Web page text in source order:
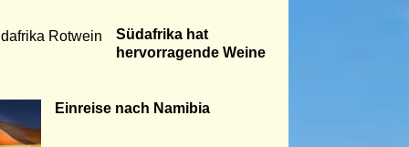
Südafrika hat
hervorragende Weine
Einreise nach Namibia